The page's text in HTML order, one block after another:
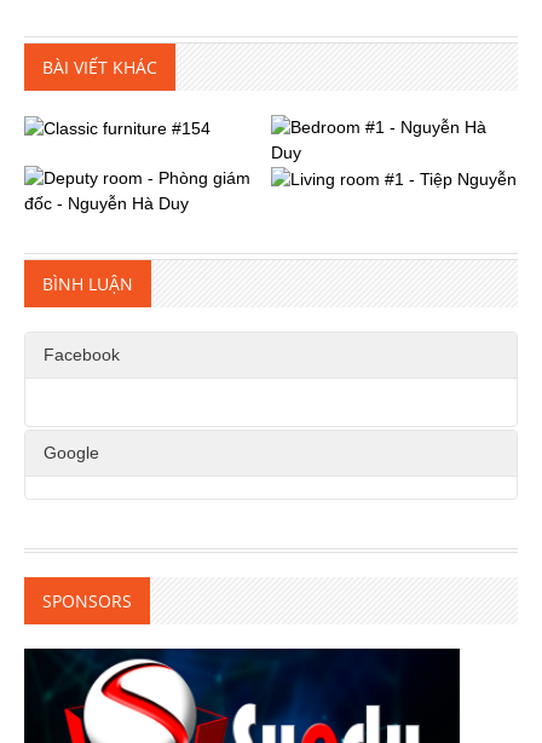
BÀI VIẾT KHÁC
BÌNH LUẬN
Facebook
Google
SPONSORS